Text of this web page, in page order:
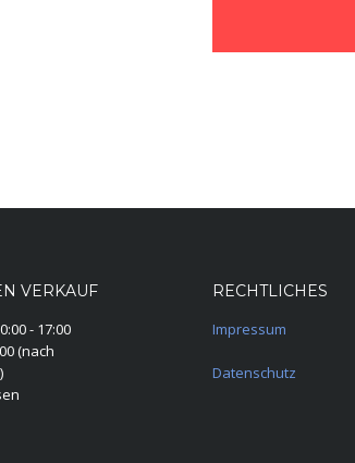
VERKAUF
- 17:00
(nach
RECHTLICHES
Impressum
Datenschutz